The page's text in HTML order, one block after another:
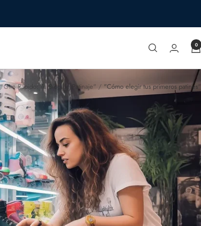
0
"Giro Rápido: Tu Blog de Patinaje" "Cómo elegir tus primeros patines"